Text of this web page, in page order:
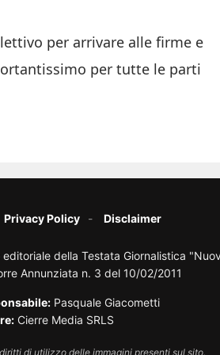
per arrivare alle firme e
per tutte le parti
Privacy Policy Disclaimer
della Testata Giornalistica
Annunziata n. 3 del 10/02/2011
Pasquale Giacometti
Cierre Media SRLS
di utilizzo delle immagini presenti sul sito.